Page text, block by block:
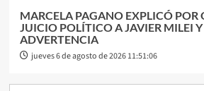
MARCELA PAGANO EXPLICÓ POR
JUICIO POLÍTICO A JAVIER MILEI
ADVERTENCIA
jueves 6 de agosto de 2026 11:51:06